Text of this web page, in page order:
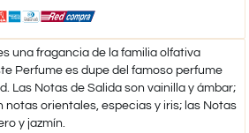
una fragancia de la familia olfativa
Perfume es dupe del famoso perfume
Las Notas de Salida son vainilla y ámbar;
notas orientales, especias y iris; las Notas
y jazmín.